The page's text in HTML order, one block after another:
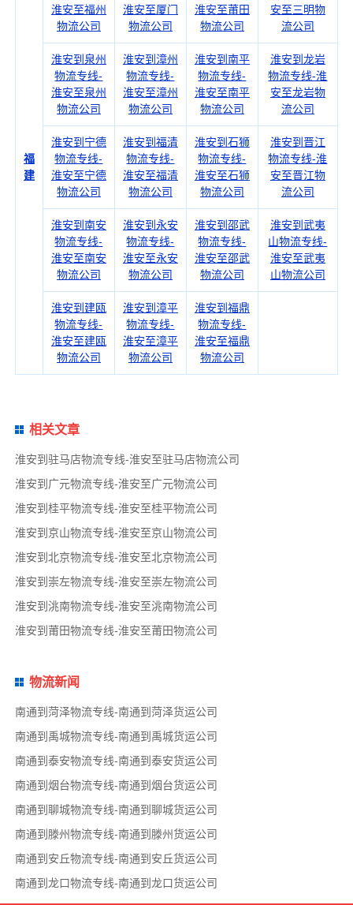
福
建
淮安至福州
物流公司
淮安至厦门
物流公司
淮安至莆田
物流公司
安至三明物
流公司
淮安到泉州
物流专线-
淮安至泉州
物流公司
淮安到漳州
物流专线-
淮安至漳州
物流公司
淮安到南平
物流专线-
淮安至南平
物流公司
淮安到龙岩
物流专线-淮
安至龙岩物
流公司
淮安到宁德
物流专线-
淮安至宁德
物流公司
淮安到福清
物流专线-
淮安至福清
物流公司
淮安到石狮
物流专线-
淮安至石狮
物流公司
淮安到晋江
物流专线-淮
安至晋江物
流公司
淮安到南安
物流专线-
淮安至南安
物流公司
淮安到永安
物流专线-
淮安至永安
物流公司
淮安到邵武
物流专线-
淮安至邵武
物流公司
淮安到武夷
山物流专线-
淮安至武夷
山物流公司
淮安到建瓯
物流专线-
淮安至建瓯
物流公司
淮安到漳平
物流专线-
淮安至漳平
物流公司
淮安到福鼎
物流专线-
淮安至福鼎
物流公司
相关文章
淮安到驻马店物流专线-淮安至驻马店物流公司
淮安到广元物流专线-淮安至广元物流公司
淮安到桂平物流专线-淮安至桂平物流公司
淮安到京山物流专线-淮安至京山物流公司
淮安到北京物流专线-淮安至北京物流公司
淮安到崇左物流专线-淮安至崇左物流公司
淮安到洮南物流专线-淮安至洮南物流公司
淮安到莆田物流专线-淮安至莆田物流公司
物流新闻
南通到菏泽物流专线-南通到菏泽货运公司
南通到禹城物流专线-南通到禹城货运公司
南通到泰安物流专线-南通到泰安货运公司
南通到烟台物流专线-南通到烟台货运公司
南通到聊城物流专线-南通到聊城货运公司
南通到滕州物流专线-南通到滕州货运公司
南通到安丘物流专线-南通到安丘货运公司
南通到龙口物流专线-南通到龙口货运公司